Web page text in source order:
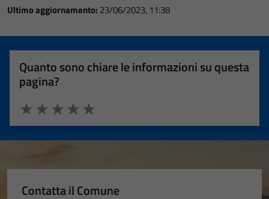
Ultimo aggiornamento: 23/06/2023, 11:38
Quanto sono chiare le informazioni su questa
pagina?
Valuta 5 stelle su 5
Valuta 4 stelle su 5
Valuta 3 stelle su 5
Valuta 2 stelle su 5
Valuta 1 stelle su 5
Contatta il Comune